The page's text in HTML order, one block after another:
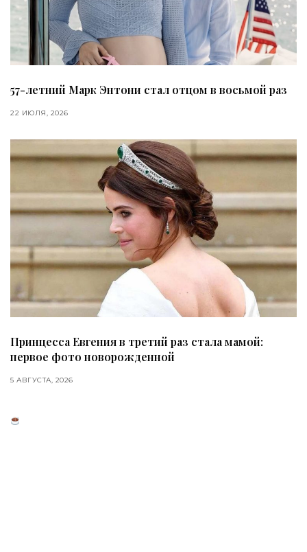
57-летний Марк Энтони стал отцом в восьмой раз
22 ИЮЛЯ, 2026
Принцесса Евгения в третий раз стала мамой:
первое фото новорожденной
5 АВГУСТА, 2026